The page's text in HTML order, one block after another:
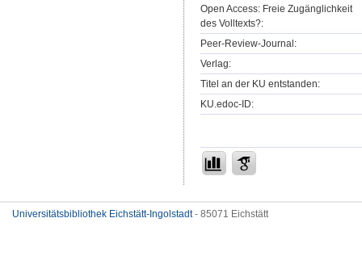
Open Access: Freie Zugänglichkeit
des Volltexts?:
Peer-Review-Journal:
Verlag:
Titel an der KU entstanden:
KU.edoc-ID:
Universitätsbibliothek Eichstätt-Ingolstadt- 85071 Eichstätt